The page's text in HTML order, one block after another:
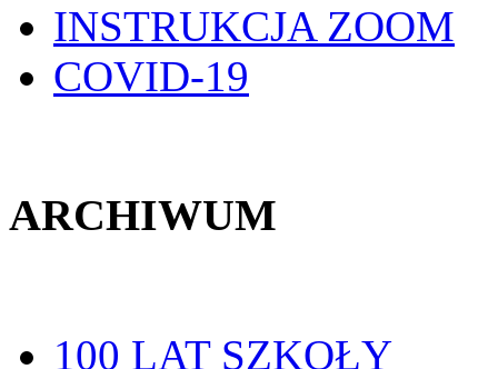
INSTRUKCJA ZOOM
COVID-19
ARCHIWUM
100 LAT SZKOŁY